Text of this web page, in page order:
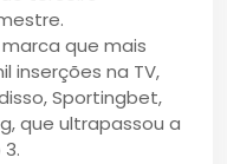
que mais
inserções na TV,
Sportingbet,
que ultrapassou a